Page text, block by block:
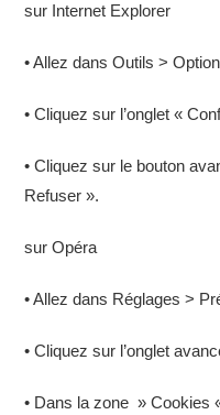
sur Internet Explorer
• Allez dans Outils >
• Cliquez sur l’onglet «
• Cliquez sur le bouton
Refuser ».
sur Opéra
• Allez dans Réglages >
• Cliquez sur l’onglet
• Dans la zone » Cookies